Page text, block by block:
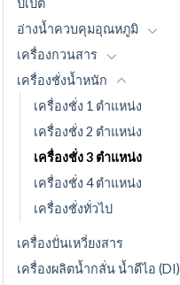
อ่างน้ำควบคุมอุณหภูมิ
เครื่องกวนสาร
เครื่องชั่งน้ำหนัก
เครื่องชั่ง 1 ตำแหน่ง
เครื่องชั่ง 2 ตำแหน่ง
เครื่องชั่ง 3 ตำแหน่ง
เครื่องชั่ง 4 ตำแหน่ง
เครื่องชั่งทั่วไป
เครื่องปั่นเหวี่ยงสาร
เครื่องผลิตน้ำกลั่น น้ำดีไอ (DI)